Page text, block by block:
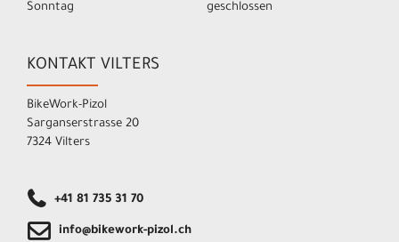
Sonntag
geschlossen
KONTAKT VILTERS
BikeWork-Pizol
Sarganserstrasse 20
7324 Vilters
+41 81 735 31 70
info@bikework-pizol.ch